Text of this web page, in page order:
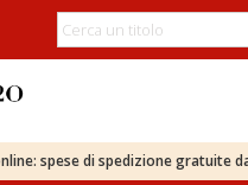
spese di spedizione gratuite